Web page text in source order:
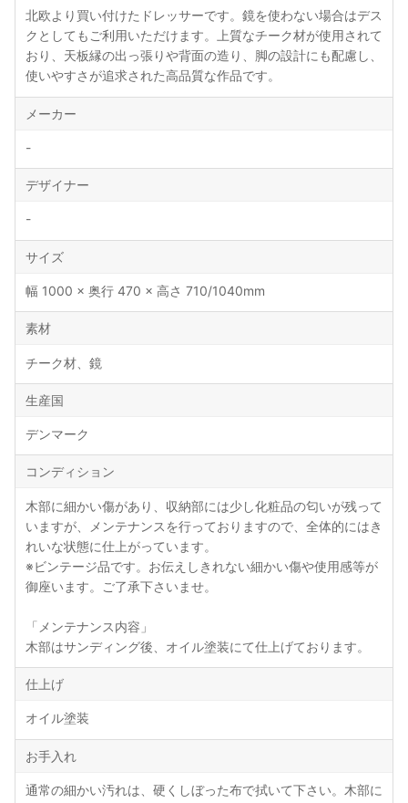
北欧より買い付けたドレッサーです。鏡を使わない場合はデス
クとしてもご利用いただけます。上質なチーク材が使用されて
おり、天板縁の出っ張りや背面の造り、脚の設計にも配慮し、
使いやすさが追求された高品質な作品です。
メーカー
-
デザイナー
-
サイズ
幅 1000 × 奥行 470 × 高さ 710/1040mm
素材
チーク材、鏡
生産国
デンマーク
コンディション
木部に細かい傷があり、収納部には少し化粧品の匂いが残って
いますが、メンテナンスを行っておりますので、全体的にはき
れいな状態に仕上がっています。
※ビンテージ品です。お伝えしきれない細かい傷や使用感等が
御座います。ご了承下さいませ。
「メンテナンス内容」
木部はサンディング後、オイル塗装にて仕上げております。
仕上げ
オイル塗装
お手入れ
通常の細かい汚れは、硬くしぼった布で拭いて下さい。木部に